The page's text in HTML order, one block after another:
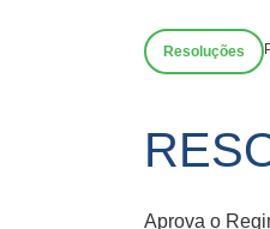
Resoluções
Aprova o